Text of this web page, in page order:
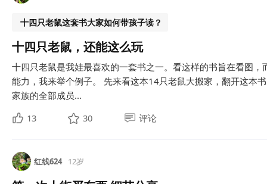
十四只老鼠这套书大家如何带孩子读？
十四只老鼠，还能这么玩
十四只老鼠是我娃最喜欢的一套书之一。看这样的书旨在看图
能力，我来举个例子。 先来看这本14只老鼠大搬家，翻开这本
家族的全部成员...
13
30 评论
红线624 12岁